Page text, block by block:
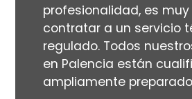
profesionalidad, es
contratar a un servicio
regulado. Todos
en Palencia están
ampliamente